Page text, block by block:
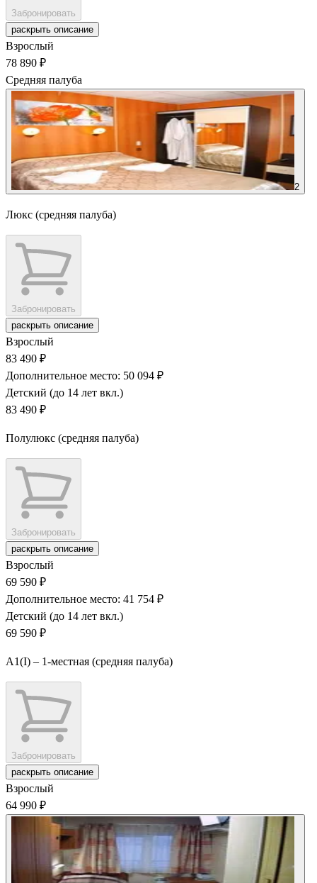
Забронировать
раскрыть описание
Взрослый
78 890 ₽
Средняя палуба
2
Люкс (средняя палуба)
Забронировать
раскрыть описание
Взрослый
83 490 ₽
Дополнительное место: 50 094 ₽
Детский (до 14 лет вкл.)
83 490 ₽
Полулюкс (средняя палуба)
Забронировать
раскрыть описание
Взрослый
69 590 ₽
Дополнительное место: 41 754 ₽
Детский (до 14 лет вкл.)
69 590 ₽
А1(I) – 1-местная (средняя палуба)
Забронировать
раскрыть описание
Взрослый
64 990 ₽